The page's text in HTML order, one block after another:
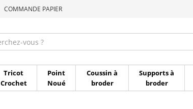
COMMANDE PAPIER
Tricot
Crochet
Point
Noué
Coussin à
broder
Supports à
broder